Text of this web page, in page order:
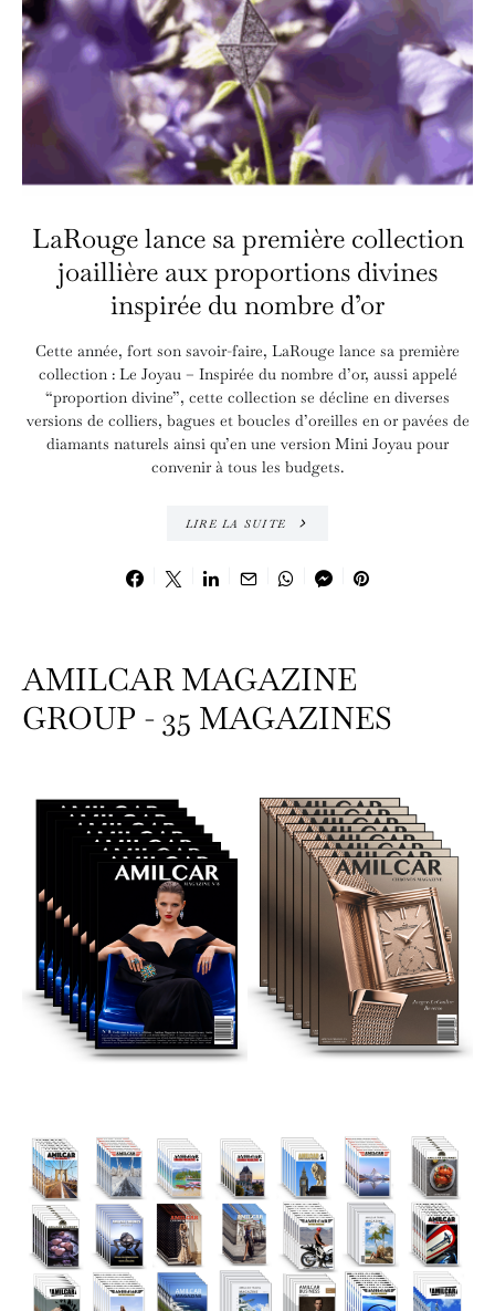
LaRouge lance sa première collection
joaillière aux proportions divines
inspirée du nombre d’or
Cette année, fort son savoir-faire, LaRouge lance sa première
collection : Le Joyau – Inspirée du nombre d’or, aussi appelé
“proportion divine”, cette collection se décline en diverses
versions de colliers, bagues et boucles d’oreilles en or pavées de
diamants naturels ainsi qu’en une version Mini Joyau pour
convenir à tous les budgets.
LIRE LA SUITE
AMILCAR MAGAZINE
GROUP - 35 MAGAZINES